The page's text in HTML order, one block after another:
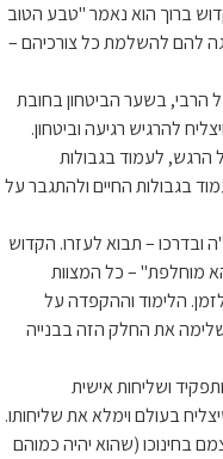
ברוך הוא נאמר "טבע הטוב
להם להשלמת כל צורכיהם –
הרבי, בשער הביטחון בחובת
להרגיש רגיעה וביטחון.
הרגש, לעמוד בגבולות
בגבולות החיים ולהתגבר על
ובדרכו – תבוא לעזרו. הקדוש
מוחלפת" – כל המצוות
הלימוד וההקפדה על
את החלק הזה בבנייה
ושליחות אישית
בעולם וימלא את שליחותו.
בחינוכו (שהוא יהיה כמוהם